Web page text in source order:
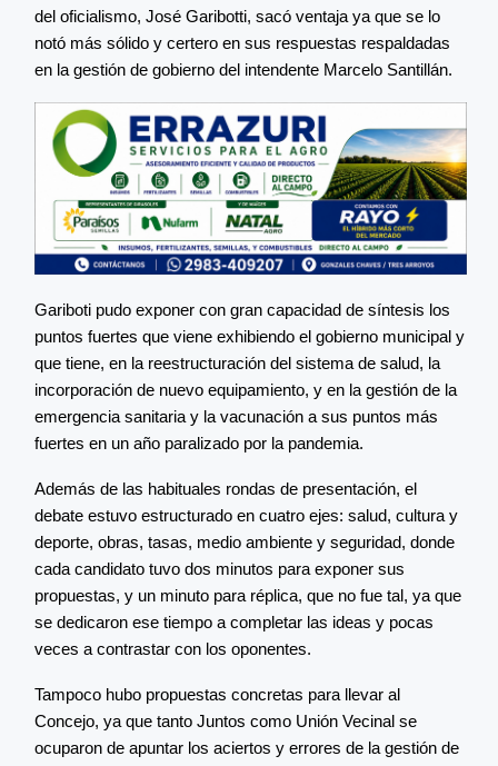
del oficialismo, José Garibotti, sacó ventaja ya que se lo
notó más sólido y certero en sus respuestas respaldadas
en la gestión de gobierno del intendente Marcelo Santillán.
Gariboti pudo exponer con gran capacidad de síntesis los
puntos fuertes que viene exhibiendo el gobierno municipal y
que tiene, en la reestructuración del sistema de salud, la
incorporación de nuevo equipamiento, y en la gestión de la
emergencia sanitaria y la vacunación a sus puntos más
fuertes en un año paralizado por la pandemia.
Además de las habituales rondas de presentación, el
debate estuvo estructurado en cuatro ejes: salud, cultura y
deporte, obras, tasas, medio ambiente y seguridad, donde
cada candidato tuvo dos minutos para exponer sus
propuestas, y un minuto para réplica, que no fue tal, ya que
se dedicaron ese tiempo a completar las ideas y pocas
veces a contrastar con los oponentes.
Tampoco hubo propuestas concretas para llevar al
Concejo, ya que tanto Juntos como Unión Vecinal se
ocuparon de apuntar los aciertos y errores de la gestión de